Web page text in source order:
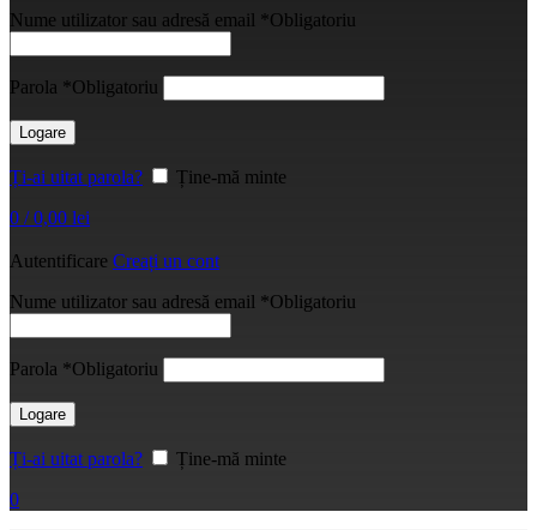
Nume utilizator sau adresă email *Obligatoriu
Parola *Obligatoriu
Logare
Ți-ai uitat parola?
Ține-mă minte
0 / 0,00 lei
Autentificare Creați un cont
Nume utilizator sau adresă email *Obligatoriu
Parola *Obligatoriu
Logare
Ți-ai uitat parola?
Ține-mă minte
0